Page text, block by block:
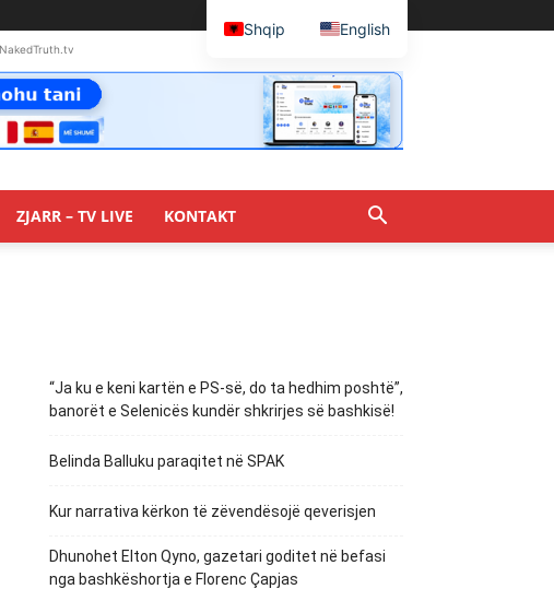
ZJARR – TV LIVE KONTAKT
“Ja ku e keni kartën e PS-së, do ta hedhim poshtë”,
banorët e Selenicës kundër shkrirjes së bashkisë!
Belinda Balluku paraqitet në SPAK
Kur narrativa kërkon të zëvendësojë qeverisjen
Dhunohet Elton Qyno, gazetari goditet në befasi
nga bashkëshortja e Florenc Çapjas
Shqip English